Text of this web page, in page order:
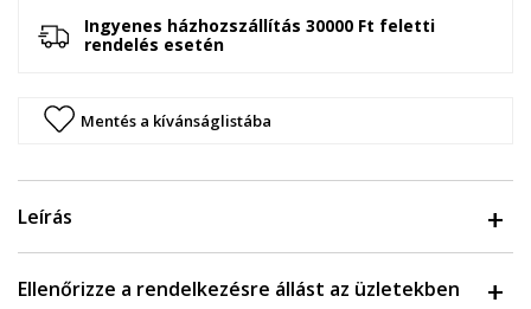
Ingyenes házhozszállítás 30000 Ft feletti
rendelés esetén
Mentés a kívánságlistába
Leírás
Ellenőrizze a rendelkezésre állást az üzletekben